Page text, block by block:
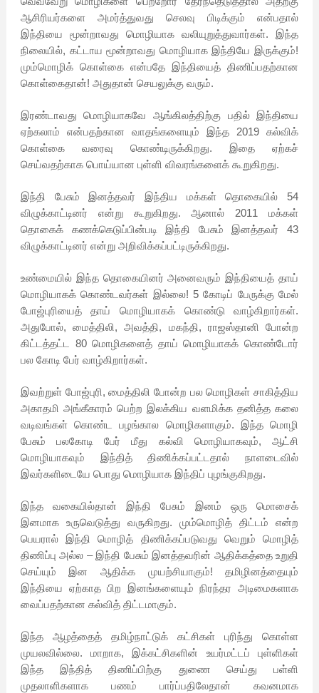
ஆசிரியர்களை அமர்த்துவது செலவு பிடிக்கும் என்பதால்
இந்தியை மூன்றாவது மொழியாக வலியுறுத்துவார்கள். இந்த
நிலையில், கட்டாய மூன்றாவது மொழியாக இந்தியே இருக்கும்!
மும்மொழிக் கொள்கை என்பதே இந்தியைத் திணிப்பதற்கான
கொள்கைதான்! அதுதான் செயலுக்கு வரும்.
இரண்டாவது மொழியாகவே ஆங்கிலத்திற்கு பதில் இந்தியை
ஏற்கலாம் என்பதற்கான வாதங்களையும் இந்த 2019 கல்விக்
கொள்கை வரைவு கொண்டிருக்கிறது. இதை ஏற்கச்
செய்வதற்காக பொய்யான புள்ளி விவரங்களைக் கூறுகிறது.
இந்தி பேசும் இனத்தவர் இந்திய மக்கள் தொகையில் 54
விழுக்காட்டினர் என்று கூறுகிறது. ஆனால் 2011 மக்கள்
தொகைக் கணக்கெடுப்பின்படி இந்தி பேசும் இனத்தவர் 43
விழுக்காட்டினர் என்று அறிவிக்கப்பட்டிருக்கிறது.
உண்மையில் இந்த தொகையினர் அனைவரும் இந்தியைத் தாய்
மொழியாகக் கொண்டவர்கள் இல்லை! 5 கோடிப் பேருக்கு மேல்
போஜ்புரியைத் தாய் மொழியாகக் கொண்டு வாழ்கிறார்கள்.
அதுபோல், மைத்திலி, அவத்தி, மகந்தி, ராஜஸ்தானி போன்ற
கிட்டத்தட்ட 80 மொழிகளைத் தாய் மொழியாகக் கொண்டோர்
பல கோடி பேர் வாழ்கிறார்கள்.
இவற்றுள் போஜ்புரி, மைத்திலி போன்ற பல மொழிகள் சாகித்திய
அகாதமி அங்கீகாரம் பெற்ற இலக்கிய வளமிக்க தனித்த கலை
வடிவங்கள் கொண்ட பழங்கால மொழிகளாகும். இந்த மொழி
பேசும் பலகோடி பேர் மீது கல்வி மொழியாகவும், ஆட்சி
மொழியாகவும் இந்தித் திணிக்கப்பட்டதால் நாளடைவில்
இவர்களிடையே பொது மொழியாக இந்திப் புழங்குகிறது.
இந்த வகையில்தான் இந்தி பேசும் இனம் ஒரு மொசைக்
இனமாக உருவெடுத்து வருகிறது. மும்மொழித் திட்டம் என்ற
பெயரால் இந்தி மொழித் திணிக்கப்படுவது வெறும் மொழித்
திணிப்பு அல்ல – இந்தி பேசும் இனத்தவரின் ஆதிக்கத்தை உறுதி
செய்யும் இன ஆதிக்க முயற்சியாகும்! தமிழினத்தையும்
இந்தியை ஏற்காத பிற இனங்களையும் நிரந்தர அடிமைகளாக
வைப்பதற்கான கல்வித் திட்டமாகும்.
இந்த ஆழத்தைத் தமிழ்நாட்டுக் கட்சிகள் புரிந்து கொள்ள
முயலவில்லை. மாறாக, இக்கட்சிகளின் உயர்மட்டப் புள்ளிகள்
இந்த இந்தித் திணிப்பிற்கு துணை செய்து பள்ளி
முதலாளிகளாக பணம் பார்ப்பதிலேதான் கவனமாக